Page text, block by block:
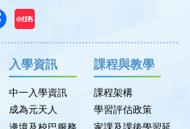
入學資訊
中一入學資訊
成為元天人
課程與教學
課程架構
學習評估政策